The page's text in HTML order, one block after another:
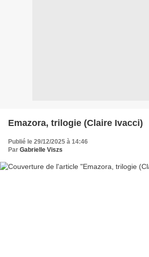
Emazora, trilogie (Claire Ivacci)
Publié le 29/12/2025 à 14:46
Par Gabrielle Viszs